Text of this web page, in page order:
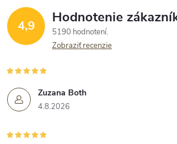
4,9 Hodnotenie
5190 hodnotení
Zobraziť recenzie
Zuzana Both
4.8.2026